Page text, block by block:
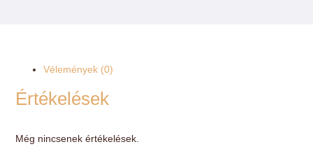
Vélemények (0)
Értékelések
Még nincsenek értékelések.